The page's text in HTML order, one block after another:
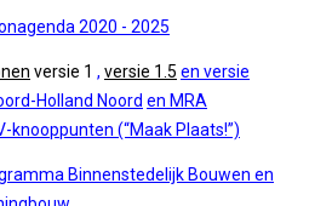
2020 - 2025
versie 1 , versie 1.5 en versie
Holland Noord en MRA
knooppunten (“Maak Plaats!”)
Binnenstedelijk Bouwen en